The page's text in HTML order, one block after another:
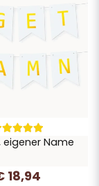
eigener Name
18,94